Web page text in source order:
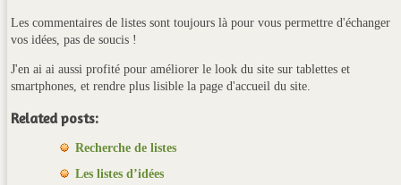
Les commentaires de listes sont toujours là pour vous permettre d'échanger
vos idées, pas de soucis !
J'en ai ai aussi profité pour améliorer le look du site sur tablettes et
smartphones, et rendre plus lisible la page d'accueil du site.
Related posts:
Recherche de listes
Les listes d’idées